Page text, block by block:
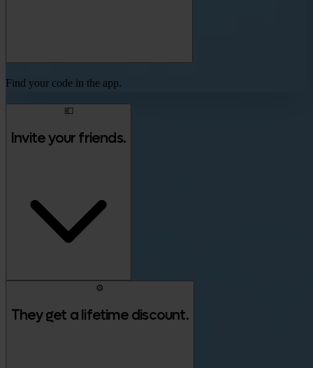
Find your code in the app.
💶
Invite your friends.
⚙️
They get a lifetime discount.